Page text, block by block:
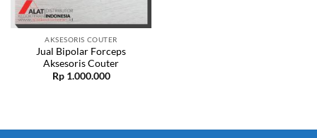
AKSESORIS COUTER
Jual Bipolar Forceps
Aksesoris Couter
Rp1.000.000